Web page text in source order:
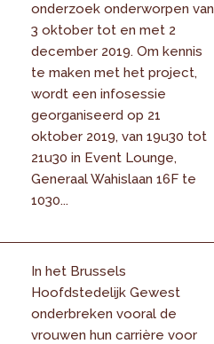
onderzoek onderworpen van
3 oktober tot en met 2
december 2019. Om kennis
te maken met het project,
wordt een infosessie
georganiseerd op 21
oktober 2019, van 19u30 tot
21u30 in Event Lounge,
Generaal Wahislaan 16F te
1030...
In het Brussels
Hoofdstedelijk Gewest
onderbreken vooral de
vrouwen hun carrière voor